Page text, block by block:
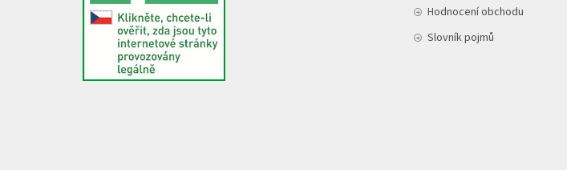
Hodnocení obchodu
Slovník pojmů